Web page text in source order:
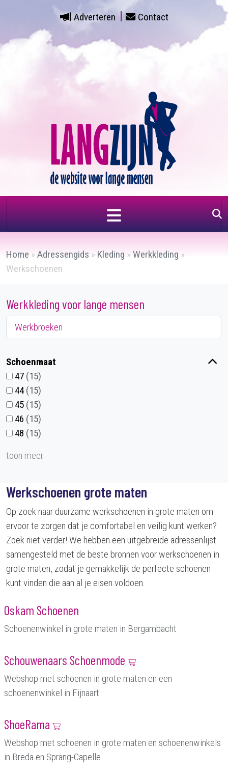
Adverteren Contact
Home » Adressengids » Kleding » Werkkleding »
Werkschoenen
Werkkleding voor lange mensen
Werkbroeken
Schoenmaat
47 15
44 15
45 15
46 15
48 15
toon meer
Werkschoenen grote maten
Op zoek naar duurzame werkschoenen in grote maten om
ervoor te zorgen dat je comfortabel en veilig kunt werken?
Zoek niet verder! We hebben een uitgebreide adressenlijst
samengesteld met de beste bronnen voor werkschoenen in
grote maten, zodat je gemakkelijk de perfecte schoenen
kunt vinden die aan al je eisen voldoen.
Oskam Schoenen
Schoenenwinkel in grote maten in Bergambacht
Schouwenaars Schoenmode
Webshop met schoenen in grote maten en een
schoenenwinkel in Fijnaart
ShoeRama
Webshop met schoenen in grote maten en schoenenwinkels
in Breda en Sprang-Capelle